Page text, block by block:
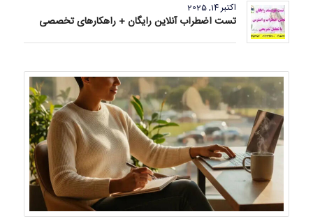
اکتبر 14, 2025
تست اضطراب آنلاین رایگان + راهکارهای تخصصی